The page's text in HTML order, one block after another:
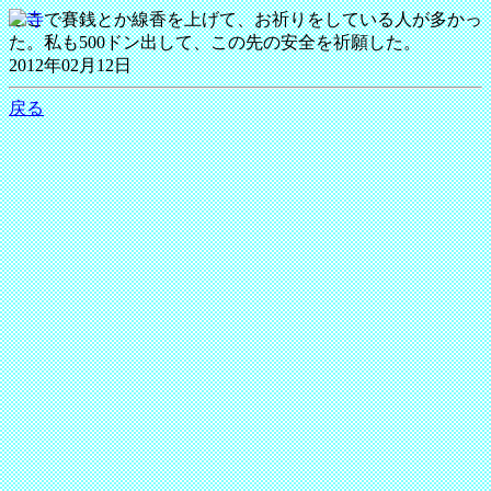
ここで賽銭とか線香を上げて、お祈りをしている人が多かっ
た。私も500ドン出して、この先の安全を祈願した。
2012年02月12日
戻る